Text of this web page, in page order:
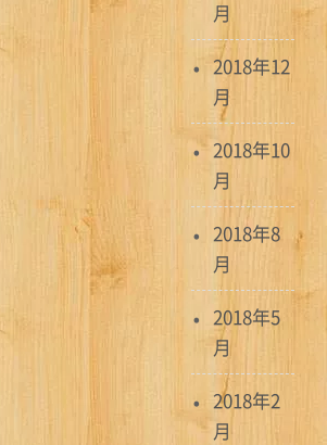
月
2018年12
月
2018年10
月
2018年8
月
2018年5
月
2018年2
月